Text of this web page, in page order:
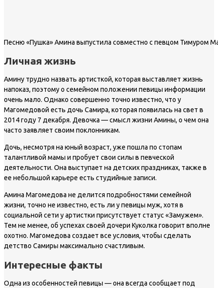
Песню «Пушка» Амина выпустила совместно с певцом Тимуром
Личная жизнь
Амину трудно назвать артисткой, которая выставляет жизнь
напоказ, поэтому о семейном положении певицы информации
очень мало. Однако совершенно точно известно, что у
Магомедовой есть дочь Самира, которая появилась на свет в
2014 году 7 декабря. Девочка — смысл жизни Амины, о чем она
часто заявляет своим поклонникам.
Дочь, несмотря на юный возраст, уже пошла по стопам
талантливой мамы и пробует свои силы в певческой
деятельности. Она выступает на детских праздниках, также в
ее небольшой карьере есть студийные записи.
Амина Магомедова не делится подробностями семейной
жизни, точно не известно, есть ли у певицы муж, хотя в
социальной сети у артистки присутствует статус «Замужем».
Тем не менее, об успехах своей дочери Куколка говорит вполне
охотно. Магомедова создает все условия, чтобы сделать
детство Самиры максимально счастливым.
Интересные факты
Одна из особенностей певицы — она всегда сообщает под